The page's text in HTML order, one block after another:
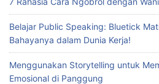
Belajar Public Speaking: Bluetick
Bahayanya dalam Dunia Kerja!
Menggunakan Storytelling untuk
Emosional di Panggung